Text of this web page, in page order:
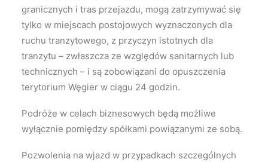
granicznych i tras przejazdu, mogą zatrzymywać się
tylko w miejscach postojowych wyznaczonych dla
ruchu tranzytowego, z przyczyn istotnych dla
tranzytu – zwłaszcza ze względów sanitarnych lub
technicznych – i są zobowiązani do opuszczenia
terytorium Węgier w ciągu 24 godzin.
Podróże w celach biznesowych będą możliwe
wyłącznie pomiędzy spółkami powiązanymi ze sobą.
Pozwolenia na wjazd w przypadkach szczególnych